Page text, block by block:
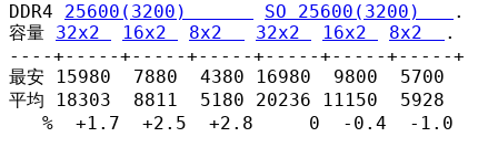
DDR4 25600(3200) SO 25600(3200)
.
容量 32x2 16x2 8x2 32x2 16x2 8x2
.
----+-----+-----+-----+-----+-----+-----+
最安 15980  7880  4380 16980  9800  5700
平均 18303  8811  5180 20236 11150  5928
   %  +1.7  +2.5  +2.8     0  -0.4  -1.0